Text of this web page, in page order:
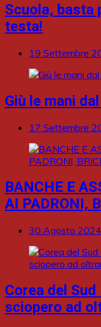
Scuola, basta
testa!
19 Settembre
Giù le mani
17 Settembre
BANCHE E
AI PADRONI,
30 Agosto 2024
Corea del
sciopero ad